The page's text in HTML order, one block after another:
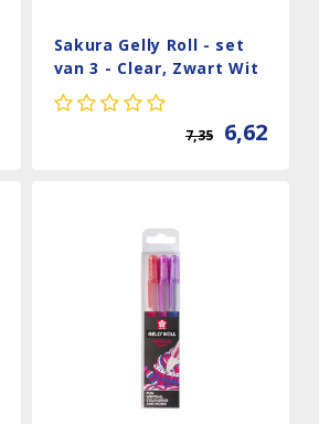
Sakura Gelly Roll - set
van 3 - Clear, Zwart Wit
7,35 6,62